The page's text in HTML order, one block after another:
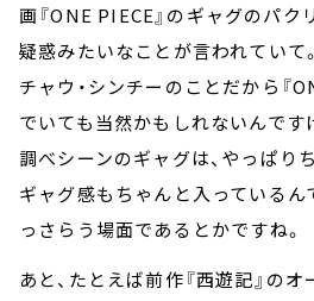
画『ONE PIECE』のギャグのパク
疑惑みたいなことが言われていて
チャウ・シンチーのことだから『
でいても当然かもしれないんです
調べシーンのギャグは、やっぱり
ギャグ感もちゃんと入っている
っさらう場面であるとかですね。
あと、たとえば前作『西遊記』の